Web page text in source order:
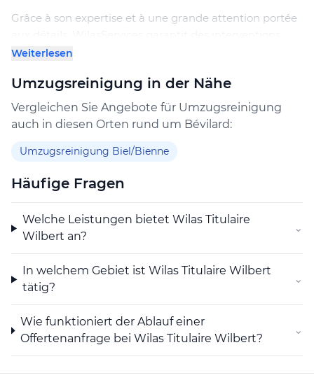
Grâce à son expertise et à une grande attention portée
efficaces, rigoureuses et adaptées, y compris dans les
pensée sur mesure afin de répondre précisément aux
besoins de ses clients.
Fondée sur des valeurs de fiabilité, de réactivité et
d’exigence, cette collaboration fait de WilasServices un
----------------------------------------
Seit 2023 steht WilasServices für Qualität,
Professionalität und zuverlässige Dienstleistungen.
Das Unternehmen ist auf Reinigungsarbeiten
spezialisiert und bietet ein breites Spektrum an
gehören Hauswartung, Einsätze im Zusammenhang
mit dem Diogenes-Syndrom, Bauendreinigungen,
Endreinigungen bei Umzügen, Fensterreinigungen
Weiterlesen
Umzugsreinigung in der Nähe
Vergleichen Sie Angebote für Umzugsreinigung
auch in diesen Orten rund um Bévilard:
Umzugsreinigung Biel/Bienne
Häufige Fragen
Welche Leistungen bietet Wilas Titulaire
Wilbert an?
⌄
In welchem Gebiet ist Wilas Titulaire Wilbert
tätig?
⌄
Wie funktioniert der Ablauf einer
Offertenanfrage bei Wilas Titulaire Wilbert?
⌄